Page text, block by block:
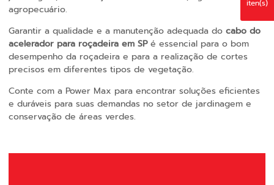
iten(s)
agropecuário.
Garantir a qualidade e a manutenção adequada do cabo do
acelerador para roçadeira em SPé essencial para o bom
desempenho da roçadeira e para a realização de cortes
precisos em diferentes tipos de vegetação.
Conte com a Power Max para encontrar soluções eficientes
e duráveis para suas demandas no setor de jardinagem e
conservação de áreas verdes.